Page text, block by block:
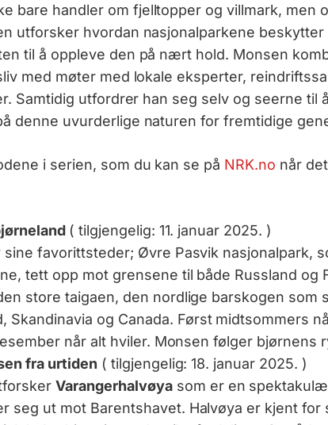
bare handler om fjelltopper og villmark, men
utforsker hvordan nasjonalparkene beskytter
til å oppleve den på nært hold. Monsen
med møter med lokale eksperter,
Samtidig utfordrer han seg selv og seerne til
denne uvurderlige naturen for fremtidige
i serien, som du kan se på NRK.no når det
( tilgjengelig: 11. januar 2025. )
favorittsteder; Øvre Pasvik nasjonalpark,
tett opp mot grensene til både Russland og
store taigaen, den nordlige barskogen som
Skandinavia og Canada. Først midtsommers
når alt hviler. Monsen følger bjørnens
fra urtiden ( tilgjengelig: 18. januar 2025. )
Varangerhalvøyasom er en
seg ut mot Barentshavet. Halvøya er kjent for